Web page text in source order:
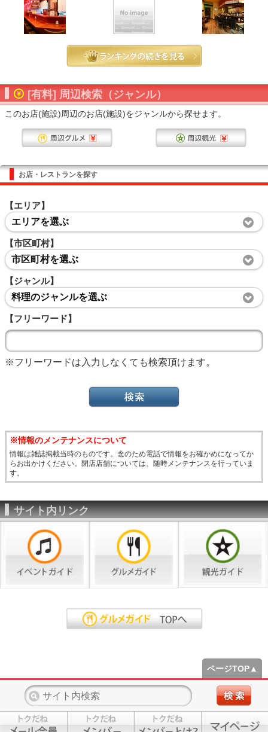
[有料] 周辺検索（ジャンル）
このお店(施設)周辺のお店(施設)をジャンルから探せます。
お店・レストランを探す
【エリア】
エリアを選ぶ
【市区町村】
市区町村を選ぶ
【ジャンル】
料理のジャンルを選ぶ
【フリーワード】
※フリーワードは入力しなくても検索頂けます。
※情報のメンテナンスについて
情報は雑誌掲載当時のものです。念のため電話で情報をお確かめになってか
らお出かけください。閉店店舗については、随時メンテナンスを行っていま
す。
サイト内リンク
ページTOP▲